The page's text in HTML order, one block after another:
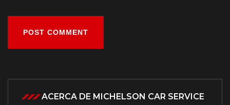
POST COMMENT
ACERCA DE MICHELSON CAR SERVICE